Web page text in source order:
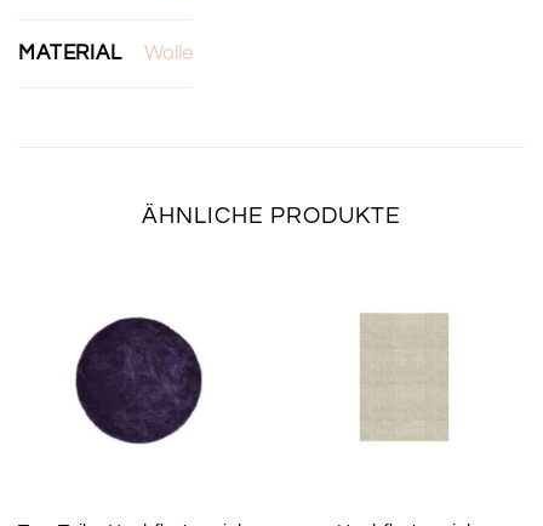
MATERIAL Wolle
ÄHNLICHE PRODUKTE